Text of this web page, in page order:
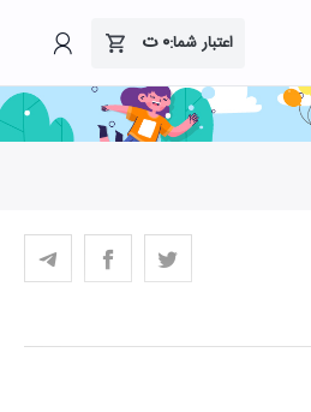
اعتبار شما:۰ت